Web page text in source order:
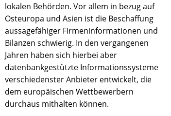
lokalen Behörden. Vor allem in bezug auf
Osteuropa und Asien ist die Beschaffung
aussagefähiger Firmeninformationen und
Bilanzen schwierig. In den vergangenen
Jahren haben sich hierbei aber
datenbankgestützte Informationssysteme
verschiedenster Anbieter entwickelt, die
dem europäischen Wettbewerbern
durchaus mithalten können.